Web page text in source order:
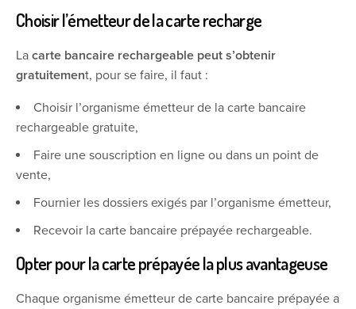
Choisir l’émetteur de la carte recharge
Lacarte bancaire rechargeable peut s’obtenir
gratuitement, pour se faire, il faut :
Choisir l’organisme émetteur de la carte bancaire
rechargeable gratuite,
Faire une souscription en ligne ou dans un point de
vente,
Fournier les dossiers exigés par l’organisme émetteur,
Recevoir la carte bancaire prépayée rechargeable.
Opter pour la carte prépayée la plus avantageuse
Chaque organisme émetteur de carte bancaire prépayée a